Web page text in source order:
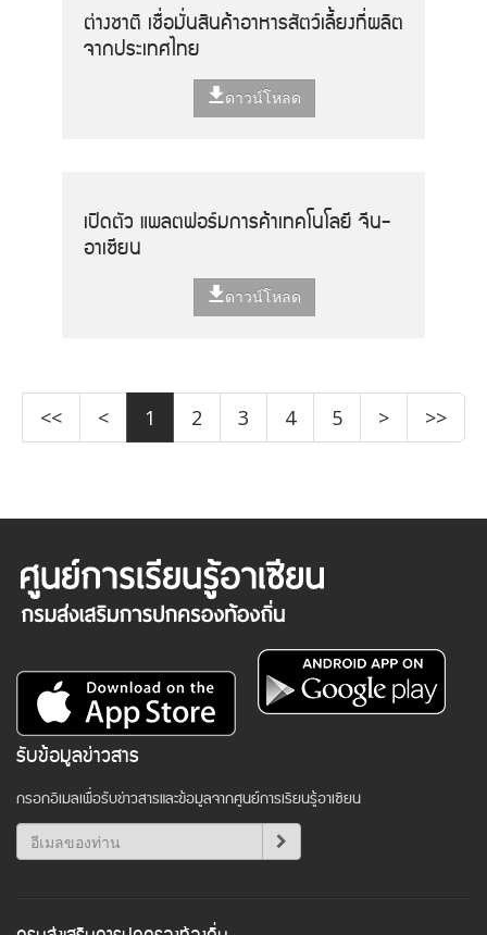
ต่างชาติ เชื่อมั่นสินค้าอาหารสัตว์เลี้ยงที่ผลิต
จากประเทศไทย
ดาวน์โหลด
เปิดตัว แพลตฟอร์มการค้าเทคโนโลยี จีน-
อาเซียน
ดาวน์โหลด
<< < 1 2 3 4 5 > >>
รับข้อมูลข่าวสาร
กรอกอีเมลเพื่อรับข่าวสารและข้อมูลจากศูนย์การเรียนรู้อาเซียน